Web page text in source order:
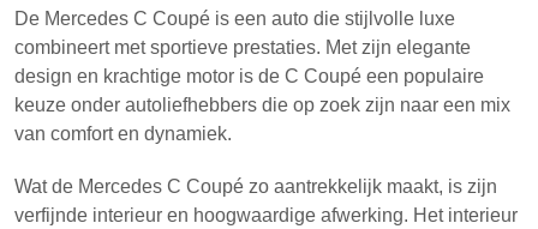
De Mercedes C Coupé is een auto die stijlvolle luxe
combineert met sportieve prestaties. Met zijn elegante
design en krachtige motor is de C Coupé een populaire
keuze onder autoliefhebbers die op zoek zijn naar een mix
van comfort en dynamiek.
Wat de Mercedes C Coupé zo aantrekkelijk maakt, is zijn
verfijnde interieur en hoogwaardige afwerking. Het interieur